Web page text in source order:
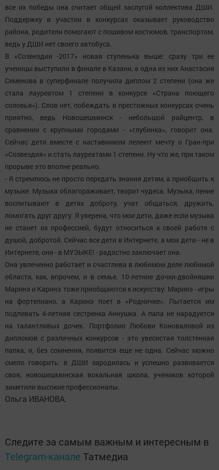
все их победы она считает общей заслугой коллектива ДШИ.
Поддержку в участии в конкурсах оказывает руководство
района, родители помогают с пошивом костюмов, транспортом,
ведь у ДШИ нет своего автобуса.
В «Созвездии -2017» новая ступенька выше: сразу три ее
ученицы выступили в финале в Казани, а одна из них Анастасия
Семенова в суперфинале получила диплом 2 степени (она же
стала лауреатом 1 степени в конкурсе «Страна поющего
соловья»). Слов нет, побеждать в престижных конкурсах очень
приятно, ведь Новошешминск - небольшой райцентр, в
сравнении с крупными городами - «глубинка», говорит она.
Сейчас дети вместе с наставником лелеют мечту о Гран-при
«Созвездия» и стать лауреатами 1 степени. Ну что же, при таком
прорыве это вполне реально.
- Я стремлюсь не просто передать знания детям, а приобщить к
музыке. Музыка облагораживает, творит чудеса. Музыка, пение
воспитывают в детях доброту, учат общаться, дружить,
помогать друг другу. Я уверена, что мои дети, даже если музыка
не станет их профессией, будут относиться к своей работе с
душой, добротой. Сейчас все дети в Интернете, а мои дети - не в
Интернете, они - в МУЗЫКЕ! - радостно заключает она.
Она увлеченно работает и счастлива в любимом деле любимой
области, как, впрочем, и в семье. 10-летние дочки-двойняшки
Маринэ и Каринэ тоже приобщаются к искусству: Маринэ - игры
на фортепиано, а Каринэ поет в «Родничке». Пытается им
подпевать 4-летняя сестренка Аннушка. А папа не нарадуется
на талантливых дочек. Портфолио Любови Коноваловой из
дипломов с различных конкурсов - это увесистая толстенная
папка, и, без сомнения, появится еще не одна. Сейчас можно
смело говорить: в ДШИ зародилась и успешно развивается
своя, новошешминская вокальная школа, учеников которой
заметили высокие профессионалы.
Ольга ИВАНОВА.
Следите за самым важным и интересным в
Telegram-канале Татмедиа